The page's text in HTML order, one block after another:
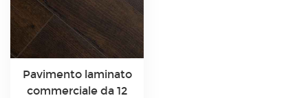
Pavimento laminato
commerciale da 12